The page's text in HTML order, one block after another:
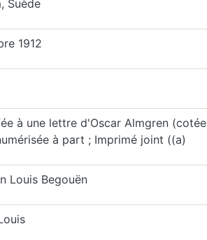
Suède
1912
à une lettre d'Oscar Almgren (cotée
numérisée à part ; Imprimé joint ((a)
Louis Begouën